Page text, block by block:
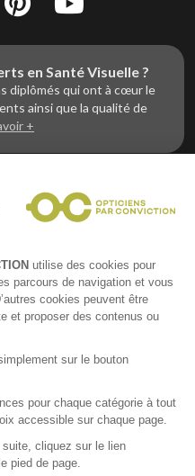
en Santé Visuelle ?
diplômés qui ont à cœur le
ainsi que la qualité de
+
de la vue et
rejoindre ?
la centrale d’achats et
opticiens indépendants
utilise des cookies pour
parcours de navigation et vous
cookies peuvent être
et proposer des contenus ou
sur le bouton
pour chaque catégorie à tout
accessible sur chaque page.
cliquez sur le lien
pied de page.